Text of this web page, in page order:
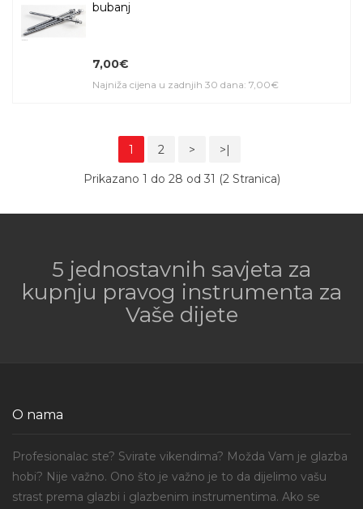
bubanj
7,00€
Najniža cijena u zadnjih 30 dana: 7,00€
1 2 > >|
Prikazano 1 do 28 od 31 (2 Stranica)
5 jednostavnih savjeta za
kupnju pravog instrumenta za
Vaše dijete
O nama
Profesionalac ste? Svirate vikendima? Možda Vam je glazba
hobi? Nije važno. Ono što je važno je to da dijelimo vašu
strast prema glazbi i glazbenim instrumentima. Ako se